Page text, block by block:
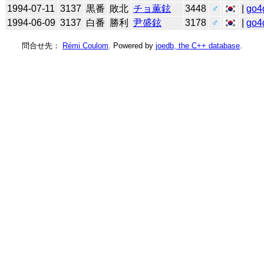
1994-07-11 3137 黒番 敗北 チョ薫鉉 3448 ♂ |
1994-06-09 3137 白番 勝利 尹盛鉉 3178 ♂ |
問合せ先： Rémi Coulom . Powered by joedb, the C++ database